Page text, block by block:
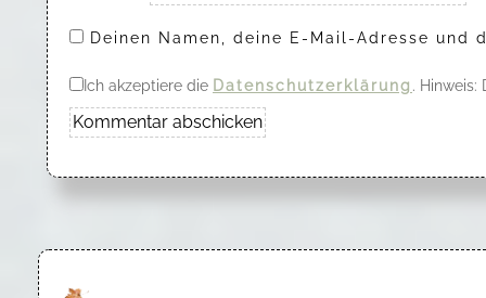
Deinen Namen, deine E-Mail-Adresse
Ich akzeptiere die Datenschutzerklärung .